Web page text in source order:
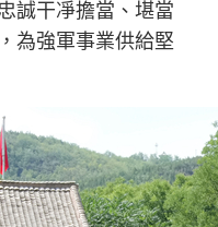
誠干凈擔當、堪當
為強軍事業供給堅